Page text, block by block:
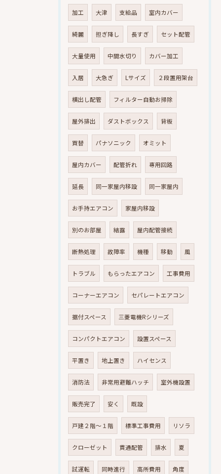
加工 大津 支給品 室内カバー
綺麗 担ぎ降し 長すぎ セット配管
大量使用 中間水切り カバー加工
入居 大急ぎ Lサイズ ２段置用架台
横出し配管 フィルター自動お掃除
屋外排出 ダストボックス 背板
買替 パナソニック オミット
屋内カバー 配管折れ 専用回路
延長 同一家屋内移設 同一家屋内
お手持エアコン 家屋内移設
別のお部屋 結露 屋内配管接続
断熱処理 故障率 機種 移動 風
トラブル もらったエアコン 工事費用
コーナーエアコン セパレートエアコン
据付スペース 三菱電機Rシリーズ
コンパクトエアコン 設置スペース
平置き 地上置き ハイセンス
消防法 非常用避難ハッチ 室外機設置
販売完了 安く 既設
戸建２階～１階 標準工事費用 リソラ
クローゼット 貫通配管 排水 夏
試運転 同時進行 高所費用 角度